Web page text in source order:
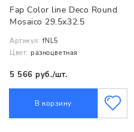
Fap Color line Deco Round
Mosaico 29.5x32.5
Артикул: fNL5
Цвет: разноцветная
5 566 руб./шт.
В корзину